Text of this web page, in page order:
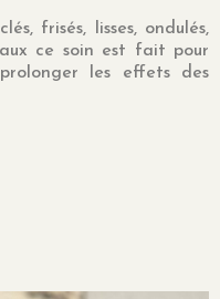
frisés, lisses, ondulés,
ce soin est fait pour
les effets des